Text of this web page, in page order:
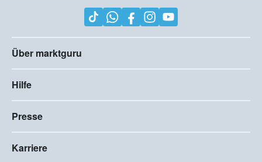
Über marktguru
Hilfe
Presse
Karriere